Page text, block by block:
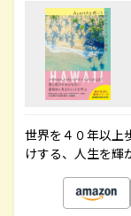
世界を４０年以上
けする、人生を輝